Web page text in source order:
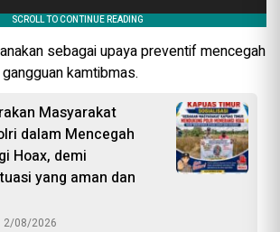
sebagai upaya preventif mencegah
kamtibmas.
Masyarakat
dalam Mencegah
Hoax, demi
yang aman dan
2/08/2026